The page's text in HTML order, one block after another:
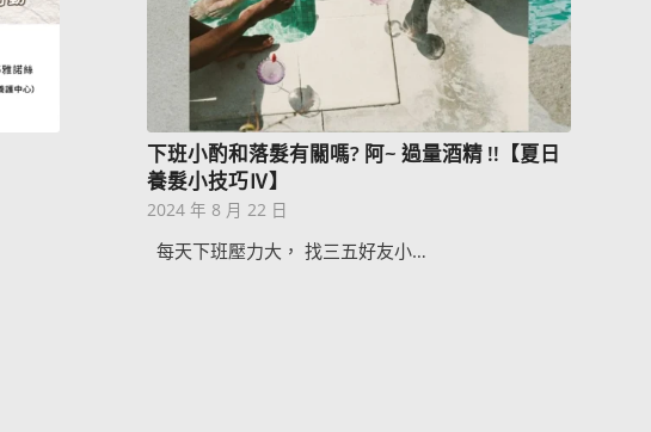
下班小酌和落髮有關嗎? 阿~ 過量酒精 !!【夏日
養髮小技巧Ⅳ】
2024 年 8 月 22 日
每天下班壓力大， 找三五好友小…